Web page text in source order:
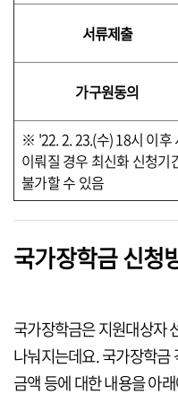
서류제출
가구원동의
※ '22. 2. 23.(수) 18시 이후
이뤄질 경우 최신화 신청기
불가할 수 있음
국가장학금 신청
국가장학금은 지원대상자
나눠지는데요. 국가장학금
금액 등에 대한 내용을 아